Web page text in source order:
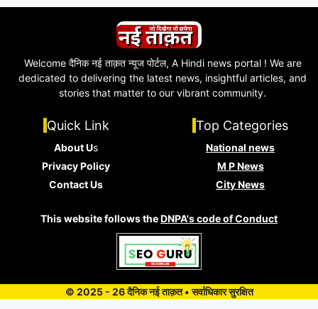
Welcome दैनिक नई ताक़त न्यूज पोर्टल, A Hindi news portal ! We are
dedicated to delivering the latest news, insightful articles, and
stories that matter to our vibrant community.
Quick Link
About Us
Privacy Policy
Contact Us
Top Categories
National news
M P News
City News
This website follows theDNPA's code of Conduct
© 2025 - 26 दैनिक नई ताक़त • सर्वाधिकार सुरक्षित